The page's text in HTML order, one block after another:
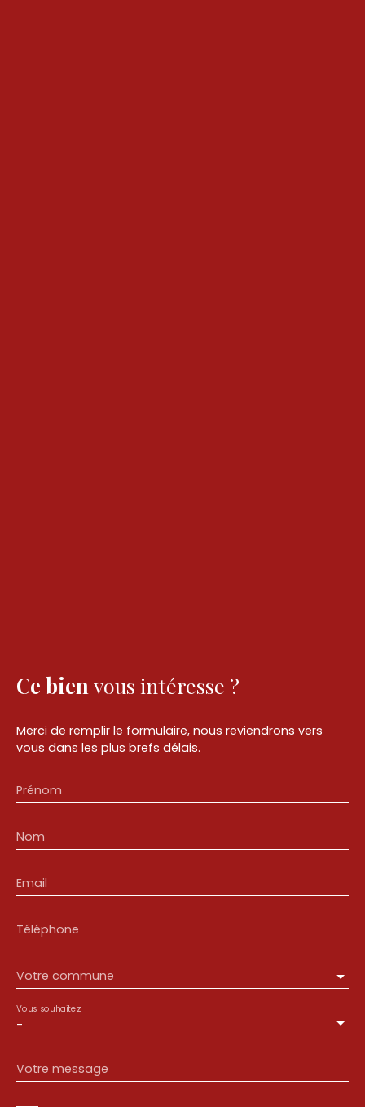
Ce bien vous intéresse ?
Merci de remplir le formulaire, nous reviendrons vers
vous dans les plus brefs délais.
Prénom
Nom
Email
Téléphone
Votre commune
-
Vous souhaitez
Votre message